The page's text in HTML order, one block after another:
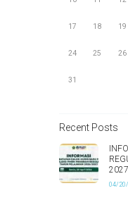
17 18 19
24 25 26
31
Recent Posts
2027
04/